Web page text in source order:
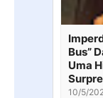
Bus”
Uma
10/5/